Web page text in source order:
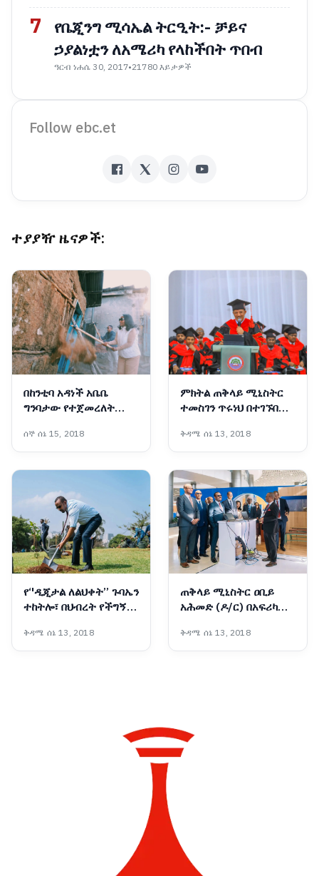
7
የቤጂንግ ሚሳኤል ትርዒት:- ቻይና
ኃያልነቷን ለአሜሪካ የላከችበት ጥበብ
ዓርብ ነሐሴ 30, 2017•21780 እይታዎች
Follow ebc.et
ተያያዥ ዜናዎች:
በከንቲባ አዳነች አቤቤ
ግንባታው የተጀመረለት
የሚገኘው “ አራዳ የበጎነት
መንደር “ (በምስል)
ሰኞ ሰኔ 15, 2018
ምክትል ጠቅላይ ሚኒስትር
ተመስገን ጥሩነህ በተገኙበት
ቴክኖሎጂ ዩኒቨርሲቲ
ተማሪዎች የምረቃ ሥነ-
ሥርዓት እና የችግኝ ተከላ
(በምስል)
ቅዳሜ ሰኔ 13, 2018
የ‘'ዲጂታል ለልህቀት’’ ጉባኤን
ተከትሎ፣ በህብረት የችግኝ
በመሳተፍ ዘላቂ ተስፋን
ተክለናል!- ጠቅላይ ሚኒስትር
ቅዳሜ ሰኔ 13, 2018
ጠቅላይ ሚኒስትር ዐቢይ
አሕመድ (ዶ/ር) በአፍሪካ
የዲጂታል አገልግሎት
መተግበሪያ በይፋ ሲመረቁ
ቅዳሜ ሰኔ 13, 2018